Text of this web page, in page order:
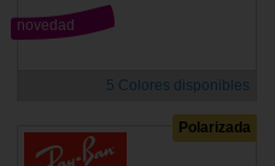
novedad
5 Colores disponibles
Polarizada